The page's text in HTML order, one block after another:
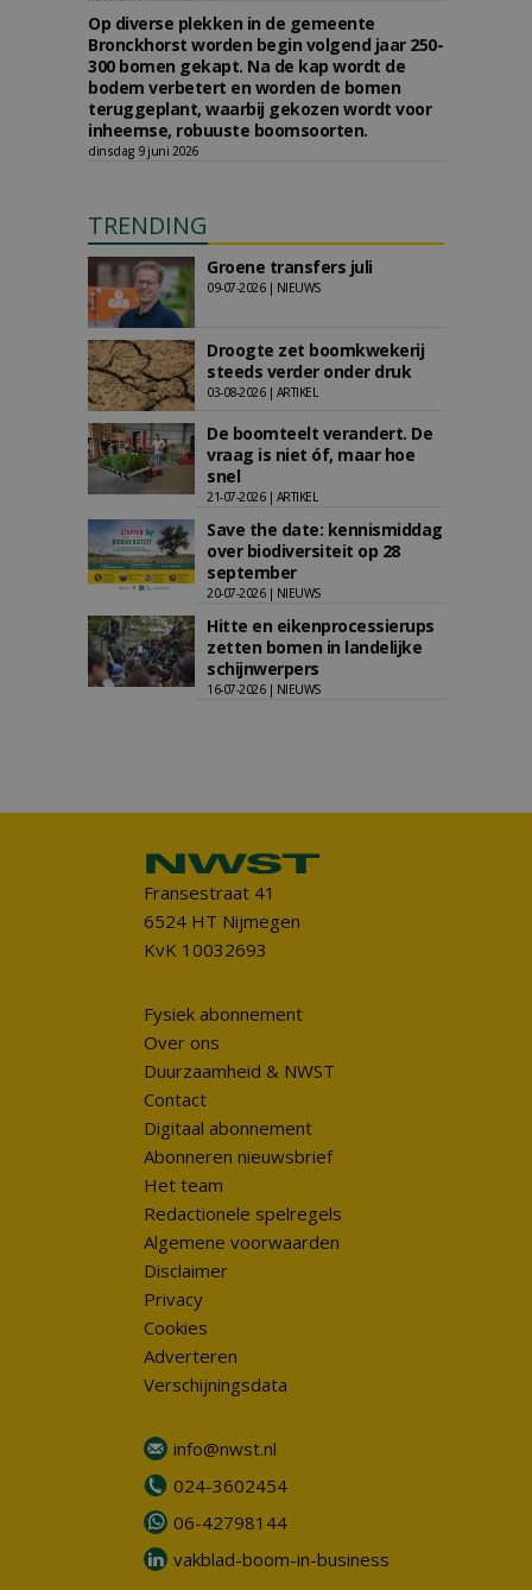
Op diverse plekken in de gemeente
Bronckhorst worden begin volgend jaar 250-
300 bomen gekapt. Na de kap wordt de
bodem verbetert en worden de bomen
teruggeplant, waarbij gekozen wordt voor
inheemse, robuuste boomsoorten.
dinsdag 9 juni 2026
TRENDING
Groene transfers juli
09-07-2026 | NIEUWS
Droogte zet boomkwekerij
steeds verder onder druk
03-08-2026 | ARTIKEL
De boomteelt verandert. De
vraag is niet óf, maar hoe
snel
21-07-2026 | ARTIKEL
Save the date: kennismiddag
over biodiversiteit op 28
september
20-07-2026 | NIEUWS
Hitte en eikenprocessierups
zetten bomen in landelijke
schijnwerpers
16-07-2026 | NIEUWS
Fransestraat 41
6524 HT Nijmegen
KvK 10032693
Fysiek abonnement
Over ons
Duurzaamheid & NWST
Contact
Digitaal abonnement
Abonneren nieuwsbrief
Het team
Redactionele spelregels
Algemene voorwaarden
Disclaimer
Privacy
Cookies
Adverteren
Verschijningsdata
info@nwst.nl
024-3602454
06-42798144
vakblad-boom-in-business